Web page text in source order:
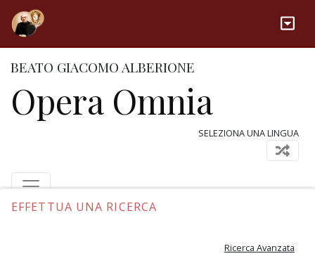
BEATO GIACOMO ALBERIONE
Opera Omnia
SELEZIONA UNA LINGUA
EFFETTUA UNA RICERCA
Ricerca Avanzata